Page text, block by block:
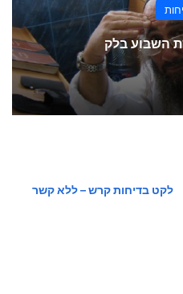
השבוע בלק
לקט בדיחות קרש – ללא קשר